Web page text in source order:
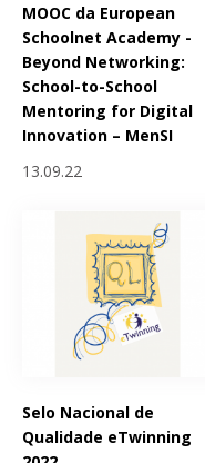
MOOC da European
Schoolnet Academy -
Beyond Networking:
School-to-School
Mentoring for Digital
Innovation – MenSI
13.09.22
Selo Nacional de
Qualidade eTwinning